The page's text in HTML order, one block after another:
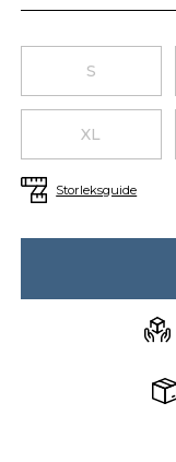
S
XL
Storleksguide